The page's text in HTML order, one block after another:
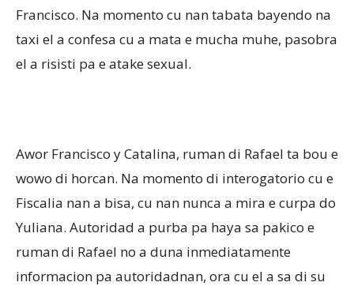
Francisco. Na momento cu nan tabata bayendo na
taxi el a confesa cu a mata e mucha muhe, pasobra
el a risisti pa e atake sexual.
Awor Francisco y Catalina, ruman di Rafael ta bou e
wowo di horcan. Na momento di interogatorio cu e
Fiscalia nan a bisa, cu nan nunca a mira e curpa do
Yuliana. Autoridad a purba pa haya sa pakico e
ruman di Rafael no a duna inmediatamente
informacion pa autoridadnan, ora cu el a sa di su